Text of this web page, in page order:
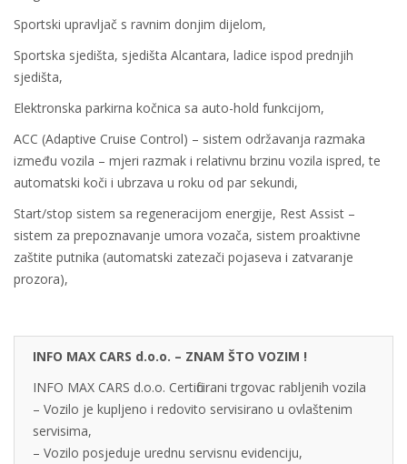
Sportski upravljač s ravnim donjim dijelom,
Sportska sjedišta, sjedišta Alcantara, ladice ispod prednjih
sjedišta,
Elektronska parkirna kočnica sa auto-hold funkcijom,
ACC (Adaptive Cruise Control) – sistem održavanja razmaka
između vozila – mjeri razmak i relativnu brzinu vozila ispred, te
automatski koči i ubrzava u roku od par sekundi,
Start/stop sistem sa regeneracijom energije, Rest Assist –
sistem za prepoznavanje umora vozača, sistem proaktivne
zaštite putnika (automatski zatezači pojaseva i zatvaranje
prozora),
INFO MAX CARS d.o.o. – ZNAM ŠTO VOZIM !
INFO MAX CARS d.o.o. Certificirani trgovac rabljenih vozila
– Vozilo je kupljeno i redovito servisirano u ovlaštenim
servisima,
– Vozilo posjeduje urednu servisnu evidenciju,